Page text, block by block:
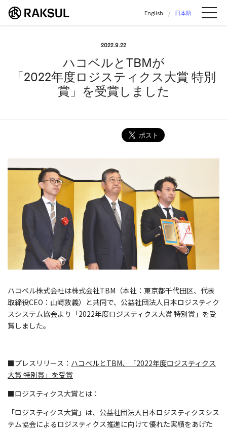
ラクスル株式会社 | ラクスル株式会社の公
English 日本語
2022.9.22
ハコベルとTBMが
「2022年度ロジスティクス大賞 特別
賞」を受賞しました
ハコベル株式会社は株式会社TBM（本社：東京都千代田区、代表
取締役CEO：山﨑敦義）と共同で、公益社団法人日本ロジスティク
スシステム協会より「2022年度ロジスティクス大賞 特別賞」を受
賞しました。
■プレスリリース： ハコベルとTBM、「2022年度ロジスティクス
大賞 特別賞」を受賞
■ロジスティクス大賞とは：
「ロジスティクス大賞」は、公益社団法人日本ロジスティクスシス
テム協会によるロジスティクス推進に向けて優れた実績をあげた